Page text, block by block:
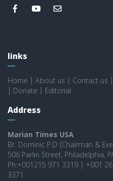
links
Home About us Contact us
Donate Editorial
Address
Marian Times USA
Br. Dominic P.D (Chairman &
506 Parlin Street, Philadelphia,
Ph:+001215 971 3319 | +001
3371